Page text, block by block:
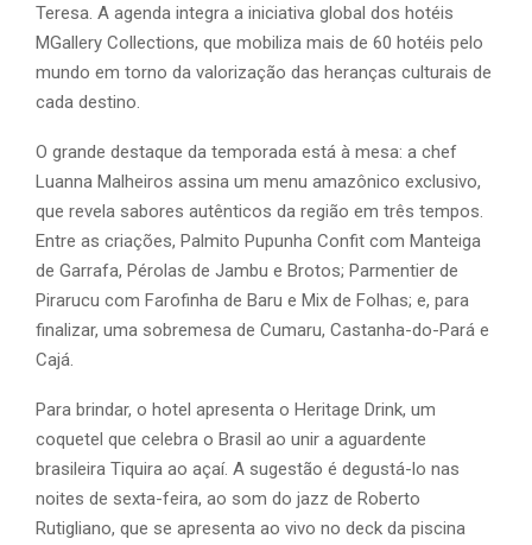
Teresa. A agenda integra a iniciativa global dos hotéis
MGallery Collections, que mobiliza mais de 60 hotéis pelo
mundo em torno da valorização das heranças culturais de
cada destino.
O grande destaque da temporada está à mesa: a chef
Luanna Malheiros assina um menu amazônico exclusivo,
que revela sabores autênticos da região em três tempos.
Entre as criações, Palmito Pupunha Confit com Manteiga
de Garrafa, Pérolas de Jambu e Brotos; Parmentier de
Pirarucu com Farofinha de Baru e Mix de Folhas; e, para
finalizar, uma sobremesa de Cumaru, Castanha-do-Pará e
Cajá.
Para brindar, o hotel apresenta o Heritage Drink, um
coquetel que celebra o Brasil ao unir a aguardente
brasileira Tiquira ao açaí. A sugestão é degustá-lo nas
noites de sexta-feira, ao som do jazz de Roberto
Rutigliano, que se apresenta ao vivo no deck da piscina